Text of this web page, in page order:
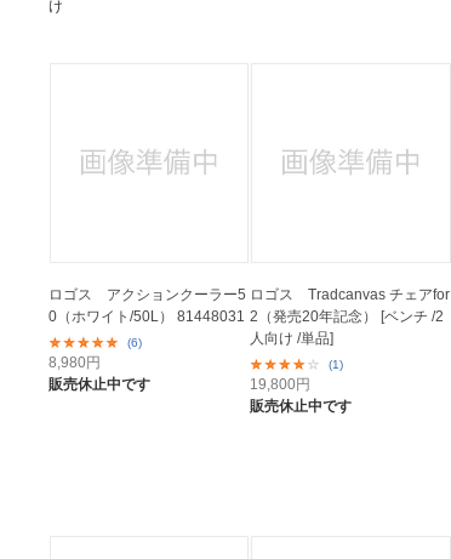
け
ロゴス アクションクーラー5
0（ホワイト/50L） 81448031
(6)
8,980円
販売休止中です
ロゴス Tradcanvas チェアfor
2（発売20年記念） [ベンチ /2
人向け /単品]
(1)
19,800円
販売休止中です